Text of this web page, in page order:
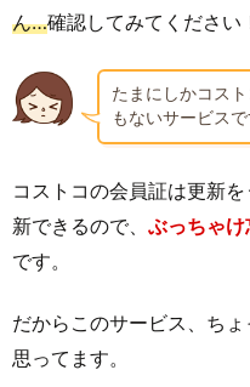
ん…確認してみてください
たまにしかコス
もないサービス
コストコの会員証は更新
新できるので、 ぶっちゃ
です。
だからこのサービス、ち
思ってます。